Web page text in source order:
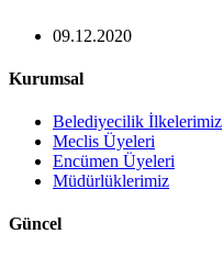
09.12.2020
Kurumsal
Belediyecilik İlkelerimiz
Meclis Üyeleri
Encümen Üyeleri
Müdürlüklerimiz
Güncel